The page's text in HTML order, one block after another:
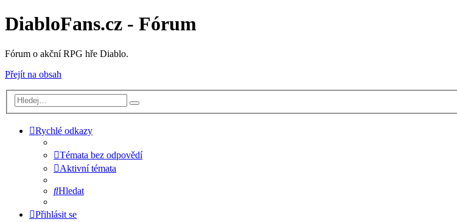
DiabloFans.cz - Fórum
Fórum o akční RPG hře Diablo.
Přejít na obsah
Rychlé odkazy
Témata bez odpovědí
Aktivní témata
Hledat
Přihlásit se